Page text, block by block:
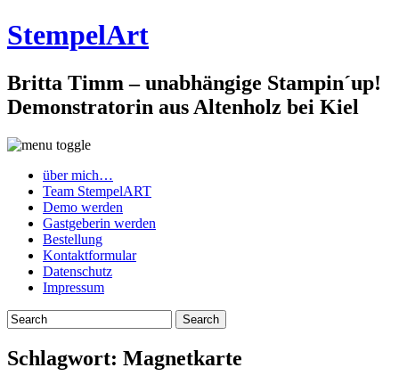
StempelArt
Britta Timm – unabhängige Stampin´up!
Demonstratorin aus Altenholz bei Kiel
über mich…
Team StempelART
Demo werden
Gastgeberin werden
Bestellung
Kontaktformular
Datenschutz
Impressum
Schlagwort: Magnetkarte